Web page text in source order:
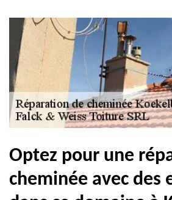
Optez pour une
cheminée avec des